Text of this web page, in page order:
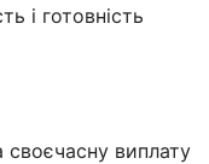
і готовність
своєчасну виплату